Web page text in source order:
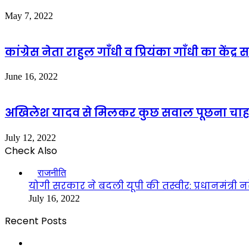
May 7, 2022
कांग्रेस नेता राहुल गाँधी व प्रियंका गाँधी का केंद्र
June 16, 2022
अखिलेश यादव से मिलकर कुछ सवाल पूछना
July 12, 2022
Check Also
राजनीति
योगी सरकार ने बदली यूपी की तस्वीर: प्रधानमंत्री
July 16, 2022
Recent Posts